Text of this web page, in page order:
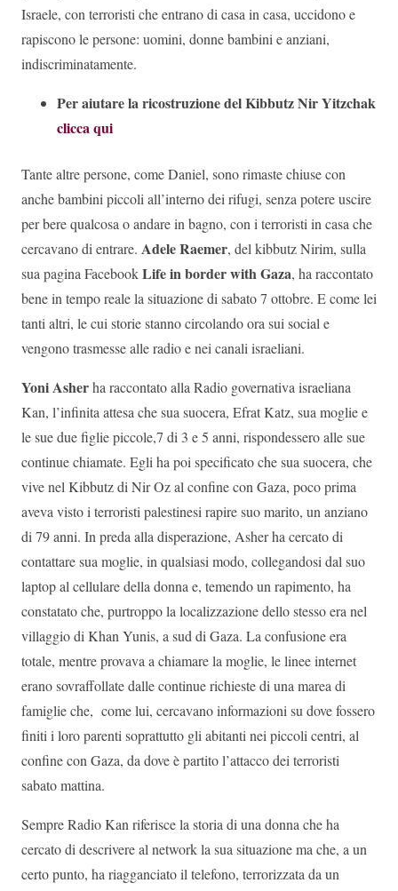
Israele, con terroristi che entrano di casa in casa, uccidono e
rapiscono le persone: uomini, donne bambini e anziani,
indiscriminatamente.
Per aiutare la ricostruzione del Kibbutz Nir Yitzchak
clicca qui
Tante altre persone, come Daniel, sono rimaste chiuse con
anche bambini piccoli all’interno dei rifugi, senza potere uscire
per bere qualcosa o andare in bagno, con i terroristi in casa che
cercavano di entrare. Adele Raemer, del kibbutz Nirim, sulla
sua pagina FacebookLife in border with Gaza, ha raccontato
bene in tempo reale la situazione di sabato 7 ottobre. E come lei
tanti altri, le cui storie stanno circolando ora sui social e
vengono trasmesse alle radio e nei canali israeliani.
Yoni Asherha raccontato alla Radio governativa israeliana
Kan, l’infinita attesa che sua suocera, Efrat Katz, sua moglie e
le sue due figlie piccole,7 di 3 e 5 anni, rispondessero alle sue
continue chiamate. Egli ha poi specificato che sua suocera, che
vive nel Kibbutz di Nir Oz al confine con Gaza, poco prima
aveva visto i terroristi palestinesi rapire suo marito, un anziano
di 79 anni. In preda alla disperazione, Asher ha cercato di
contattare sua moglie, in qualsiasi modo, collegandosi dal suo
laptop al cellulare della donna e, temendo un rapimento, ha
constatato che, purtroppo la localizzazione dello stesso era nel
villaggio di Khan Yunis, a sud di Gaza. La confusione era
totale, mentre provava a chiamare la moglie, le linee internet
erano sovraffollate dalle continue richieste di una marea di
famiglie che, come lui, cercavano informazioni su dove fossero
finiti i loro parenti soprattutto gli abitanti nei piccoli centri, al
confine con Gaza, da dove è partito l’attacco dei terroristi
sabato mattina.
Sempre Radio Kan riferisce la storia di una donna che ha
cercato di descrivere al network la sua situazione ma che, a un
certo punto, ha riagganciato il telefono, terrorizzata da un